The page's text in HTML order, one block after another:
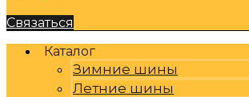
Связаться
Каталог
Зимние шины
Летние шины